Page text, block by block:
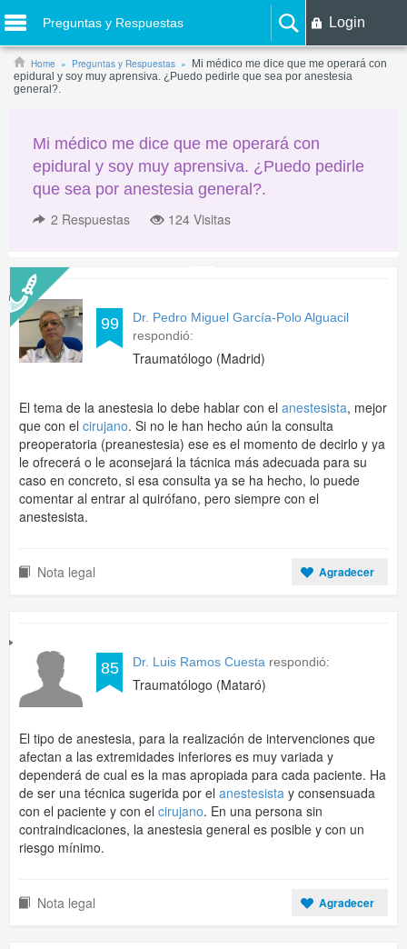
Preguntas y Respuestas Login
Home Preguntas y Respuestas
Mi médico me dice que me operará con
epidural y soy muy aprensiva. ¿Puedo pedirle que sea por anestesia
general?.
Mi médico me dice que me operará con
epidural y soy muy aprensiva. ¿Puedo pedirle
que sea por anestesia general?.
2 Respuestas 124 Visitas
99
Dr. Pedro Miguel García-Polo Alguacil
respondió:
Traumatólogo (Madrid)
El tema de la anestesia lo debe hablar con el anestesista, mejor
que con el cirujano. Si no le han hecho aún la consulta
preoperatoria (preanestesia) ese es el momento de decirlo y ya
le ofrecerá o le aconsejará la tácnica más adecuada para su
caso en concreto, si esa consulta ya se ha hecho, lo puede
comentar al entrar al quirófano, pero siempre con el
anestesista.
Nota legal Agradecer
85 Dr. Luis Ramos Cuesta respondió:
Traumatólogo (Mataró)
El tipo de anestesia, para la realización de intervenciones que
afectan a las extremidades inferiores es muy variada y
dependerá de cual es la mas apropiada para cada paciente. Ha
de ser una técnica sugerida por el anestesista y consensuada
con el paciente y con el cirujano. En una persona sin
contraindicaciones, la anestesia general es posible y con un
riesgo mínimo.
Nota legal Agradecer